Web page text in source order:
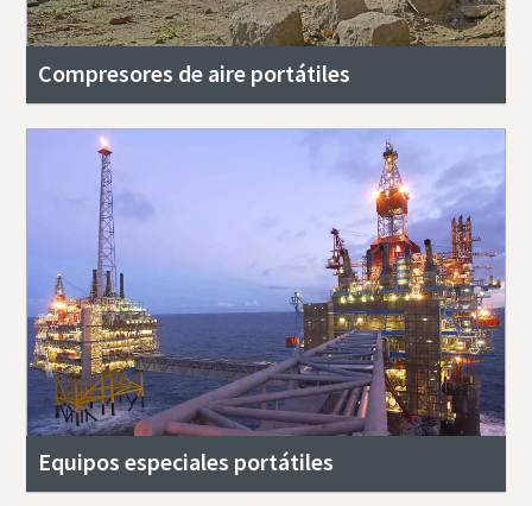
Compresores de aire portátiles
Equipos especiales portátiles